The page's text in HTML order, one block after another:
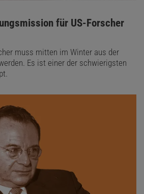
für US-Forscher
muss mitten im Winter aus der
Es ist einer der schwierigsten